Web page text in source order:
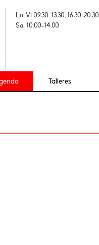
Lu-Vi 09.30-13.30, 16.30-20.30
Sa: 10.00-14.00
Talleres